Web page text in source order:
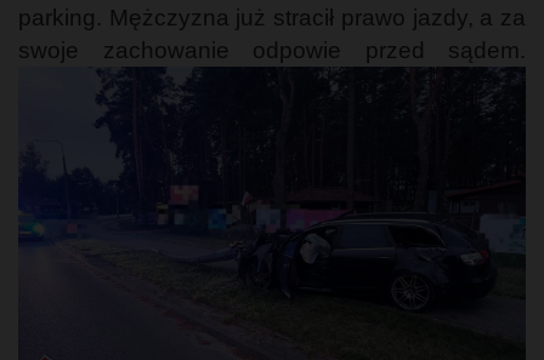
parking. Mężczyzna już stracił prawo jazdy, a za
swoje zachowanie odpowie przed sądem.